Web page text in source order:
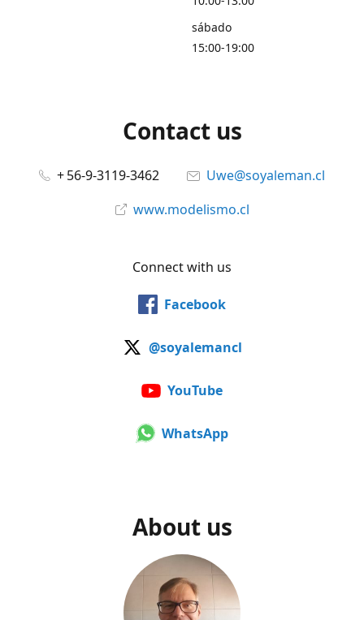
sábado
15:00-19:00
Contact us
+ 56-9-3119-3462
Uwe@soyaleman.cl
www.modelismo.cl
Connect with us
Facebook
@soyalemancl
YouTube
WhatsApp
About us